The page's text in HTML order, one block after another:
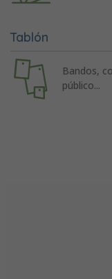
Tablón
Bandos,
público...